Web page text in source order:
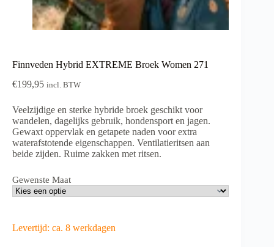
Finnveden Hybrid EXTREME Broek Women 271
€199,95 incl. BTW
Veelzijdige en sterke hybride broek geschikt voor
wandelen, dagelijks gebruik, hondensport en jagen.
Gewaxt oppervlak en getapete naden voor extra
waterafstotende eigenschappen. Ventilatieritsen aan
beide zijden. Ruime zakken met ritsen.
Gewenste Maat
Levertijd: ca. 8 werkdagen